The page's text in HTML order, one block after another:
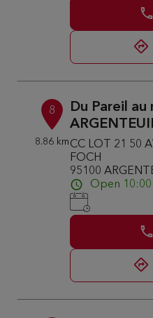
8
8.86 km
Du Pareil au
CC LOT 21 50
FOCH
95100
Open 10:00